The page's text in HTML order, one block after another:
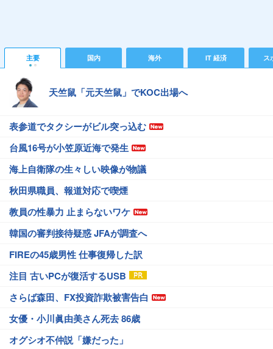
主要 国内 海外 IT 経済 ス
天竺鼠「元天竺鼠」でKOC出場へ
表参道でタクシーがビル突っ込む
台風16号が小笠原近海で発生
海上自衛隊の生々しい映像が物議
秋田県職員、報道対応で喫煙
教員の性暴力 止まらないワケ
韓国の審判接待疑惑 JFAが調査へ
FIREの45歳男性 仕事復帰した訳
注目 古いPCが復活するUSB
さらば森田、FX投資詐欺被害告白
女優・小川眞由美さん死去 86歳
オグシオ不仲説「嫌だった」